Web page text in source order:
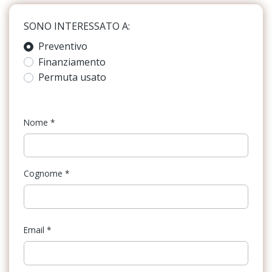
Bracciolo anteriore
Cerchi in lega
Console centrale multifunzione
Copertura vano bagagli
Fari con accensione automatica
Fari posteriori a led
distanza
Airbag a tendina per i passeggeri anteriori
Airbag a tendina per i passeggeri posteriori
Airbag laterali anteriori
Airbag per passeggero (disattivabile)
Alzacristalli elettrici anteriori e posteriori
Appoggiatesta posteriori (3)
Asr (sistema controllo trazione)
SONO INTERESSATO A:
Preventivo
Finanziamento
Permuta usato
Nome *
Cognome *
Email *